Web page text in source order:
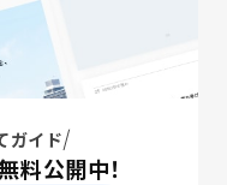
ガイド
料公開中！